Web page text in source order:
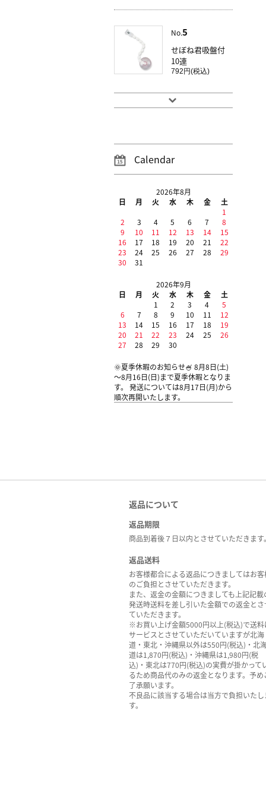
No.5
せぼね君吸盤付
10連
792円(税込)
Calendar
2026年8月
日
月 火 水 木 金
土
1
2
3 4 5 6 7
8
9
10 11 12 13 14
15
16
17 18 19 20 21
22
23
24 25 26 27 28
29
30
31
2026年9月
日
月 火 水 木 金
土
1
2 3 4
5
6
7 8 9 10 11
12
13
14 15 16 17 18
19
20
21 22 23 24 25
26
27
28 29 30
🌞夏季休暇のお知らせ🍧 8月8日(土)
～8月16日(日)まで夏季休暇となりま
す。 発送については8月17日(月)から
順次再開いたします。
返品について
返品期限
商品到着後７日以内とさせていただきます
返品送料
お客様都合による返品につきましてはお客
のご負担とさせていただきます。
また、返金の金額につきましても上記記載
発送時送料を差し引いた金額での返金とさ
ていただきます。
※お買い上げ金額5000円以上(税込)で送料
サービスとさせていただいていますが北海
道・東北・沖縄県以外は550円(税込)・北
道は1,870円(税込)・沖縄県は1,980円(税
込)・東北は770円(税込)の実費が掛かって
るため商品代のみの返金となります。予め
了承願います。
不良品に該当する場合は当方で負担いたし
す。